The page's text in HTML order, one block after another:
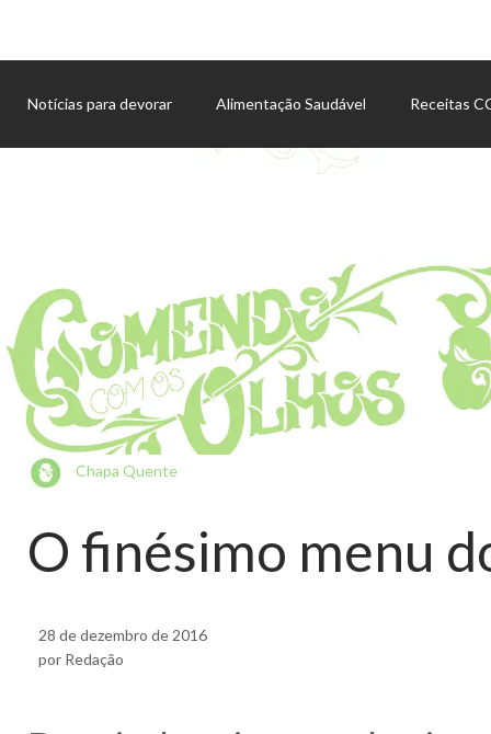
Notícias para devorar Alimentação Saudável Receitas
Chapa Quente
O finésimo menu
28 de dezembro de 2016
por Redação